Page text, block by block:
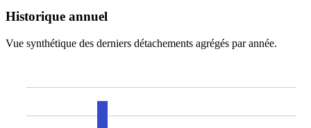
Historique annuel
Vue synthétique des derniers détachements agrégés par année.